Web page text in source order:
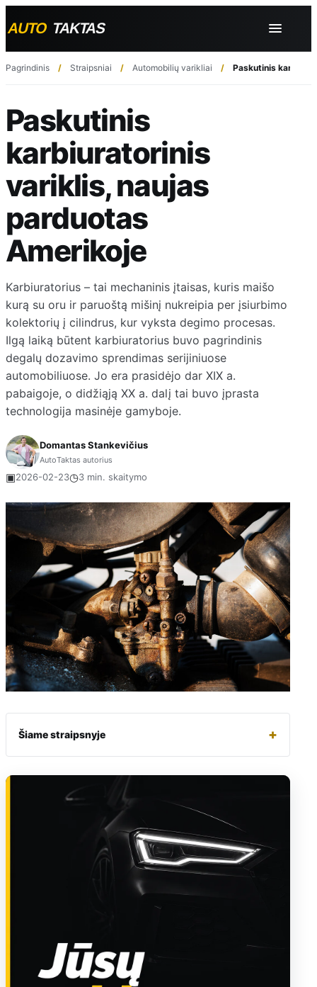
Pagrindinis Straipsniai Automobilių varikliai Paskutinis
Paskutinis
karbiuratorinis
variklis, naujas
parduotas
Amerikoje
Karbiuratorius – tai mechaninis įtaisas, kuris maišo
kurą su oru ir paruoštą mišinį nukreipia per įsiurbimo
kolektorių į cilindrus, kur vyksta degimo procesas.
Ilgą laiką būtent karbiuratorius buvo pagrindinis
degalų dozavimo sprendimas serijiniuose
automobiliuose. Jo era prasidėjo dar XIX a.
pabaigoje, o didžiąją XX a. dalį tai buvo įprasta
technologija masinėje gamyboje.
Domantas Stankevičius
AutoTaktas autorius
▣2026-02-23◷3 min. skaitymo
Šiame straipsnyje +